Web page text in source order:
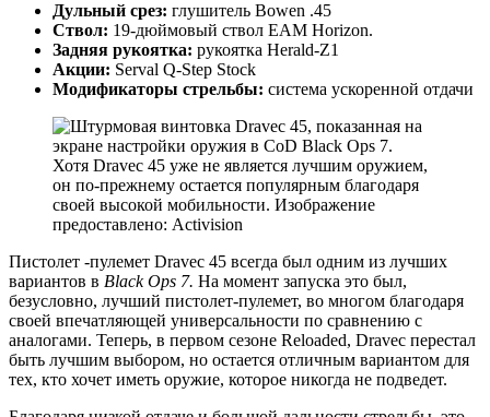
Дульный срез: глушитель Bowen .45
Ствол: 19-дюймовый ствол EAM Horizon.
Задняя рукоятка: рукоятка Herald-Z1
Акции: Serval Q-Step Stock
Модификаторы стрельбы: система ускоренной отдачи
Хотя Dravec 45 уже не является лучшим оружием,
он по-прежнему остается популярным благодаря
своей высокой мобильности. Изображение
предоставлено: Activision
Пистолет -пулемет Dravec 45 всегда был одним из лучших
вариантов в Black Ops 7. На момент запуска это был,
безусловно, лучший пистолет-пулемет, во многом благодаря
своей впечатляющей универсальности по сравнению с
аналогами. Теперь, в первом сезоне Reloaded, Dravec перестал
быть лучшим выбором, но остается отличным вариантом для
тех, кто хочет иметь оружие, которое никогда не подведет.